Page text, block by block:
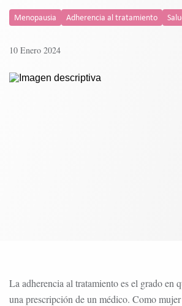
Menopausia Adherencia al tratamiento
10 Enero 2024
La adherencia al tratamiento es el grado en
una prescripción de un médico. Como